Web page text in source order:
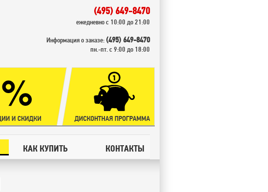
(495) 649-8470
ежедневно с 10:00 до 21:00
Информация о заказе:(495) 649-8470
пн.-пт. с 9:00 до 18:00
КАК КУПИТЬ КОНТАКТЫ